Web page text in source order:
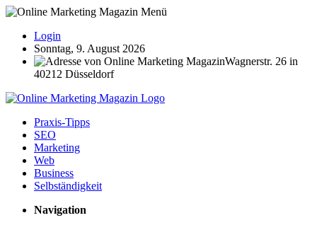
Login
Sonntag, 9. August 2026
Wagnerstr. 26 in
40212 Düsseldorf
Praxis-Tipps
SEO
Marketing
Web
Business
Selbständigkeit
Navigation